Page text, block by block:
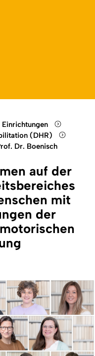
Einrichtungen
(DHR)
Dr. Boenisch
auf der
mit
der